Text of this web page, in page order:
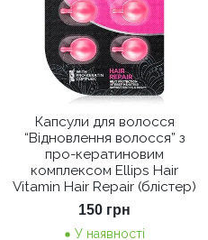
Капсули для волосся
“Відновлення волосся” з
про-кератиновим
комплексом Ellips Hair
Vitamin Hair Repair (блістер)
150 грн
У наявності